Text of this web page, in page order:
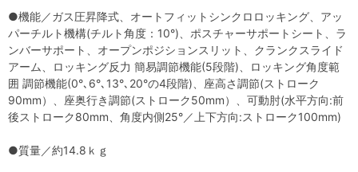
●機能／ガス圧昇降式、オートフィットシンクロロッキング、アッ
パーチルト機構(チルト角度：10°)、ポスチャーサポートシート、ラ
ンバーサポート、オープンポジションスリット、クランクスライド
アーム、ロッキング反力 簡易調節機能(5段階)、ロッキング角度範
囲 調節機能(0°､6°､13°､20°の4段階)、座高さ調節(ストローク
90mm）、座奥行き調節(ストローク50mm）、可動肘(水平方向:前
後ストローク80mm、角度内側25°／上下方向:ストローク100mm)
●質量／約14.8ｋｇ